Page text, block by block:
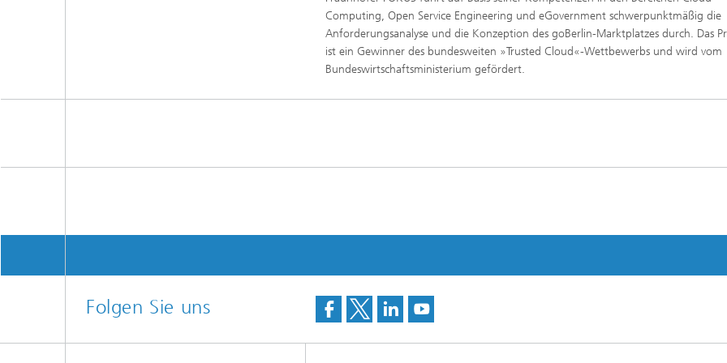
Computing, Open Service Engineering und eGovernment schwerpunktmäßig die
Anforderungsanalyse und die Konzeption des goBerlin-Marktplatzes durch. Das
ist ein Gewinner des bundesweiten »Trusted Cloud«-Wettbewerbs und wird vom
Bundeswirtschaftsministerium gefördert.
Folgen Sie uns